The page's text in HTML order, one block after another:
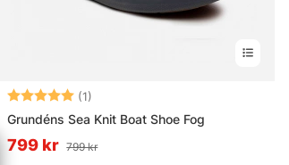
Betyg: (1)
Grundéns Sea Knit Boat Shoe Fog
799 kr 799 kr